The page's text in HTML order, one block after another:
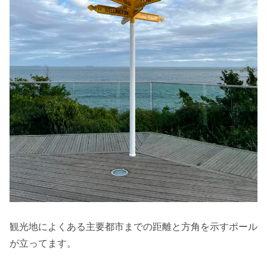
観光地によくある主要都市までの距離と方角を示すポール
が立ってます。